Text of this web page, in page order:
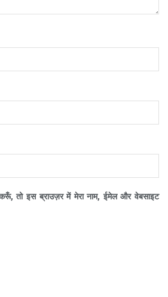
तो इस ब्राउज़र में मेरा नाम, ईमेल और वेबसाइट